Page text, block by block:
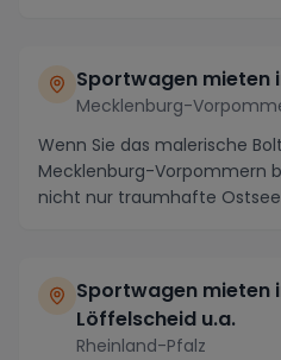
Sportwagen mieten
Mecklenburg-
Wenn Sie das malerische
Mecklenburg-Vorpommern
nicht nur traumhafte
Sportwagen mieten
Löffelscheid u.a.
Rheinland-Pfalz